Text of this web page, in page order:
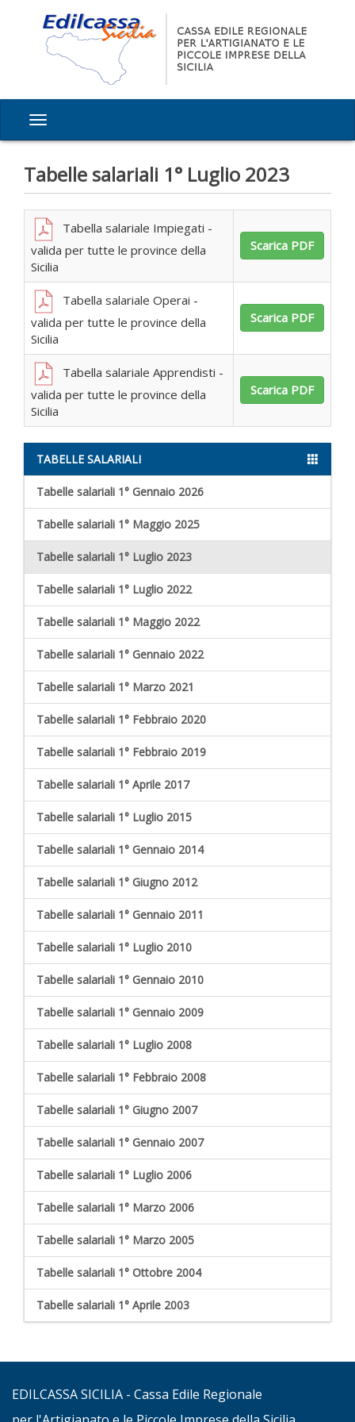
Tabelle salariali 1° Luglio 2023
Tabella salariale Impiegati -
valida per tutte le province della
Sicilia
Scarica PDF
Tabella salariale Operai -
valida per tutte le province della
Sicilia
Scarica PDF
Tabella salariale Apprendisti -
valida per tutte le province della
Sicilia
Scarica PDF
TABELLE SALARIALI
Tabelle salariali 1° Gennaio 2026
Tabelle salariali 1° Maggio 2025
Tabelle salariali 1° Luglio 2023
Tabelle salariali 1° Luglio 2022
Tabelle salariali 1° Maggio 2022
Tabelle salariali 1° Gennaio 2022
Tabelle salariali 1° Marzo 2021
Tabelle salariali 1° Febbraio 2020
Tabelle salariali 1° Febbraio 2019
Tabelle salariali 1° Aprile 2017
Tabelle salariali 1° Luglio 2015
Tabelle salariali 1° Gennaio 2014
Tabelle salariali 1° Giugno 2012
Tabelle salariali 1° Gennaio 2011
Tabelle salariali 1° Luglio 2010
Tabelle salariali 1° Gennaio 2010
Tabelle salariali 1° Gennaio 2009
Tabelle salariali 1° Luglio 2008
Tabelle salariali 1° Febbraio 2008
Tabelle salariali 1° Giugno 2007
Tabelle salariali 1° Gennaio 2007
Tabelle salariali 1° Luglio 2006
Tabelle salariali 1° Marzo 2006
Tabelle salariali 1° Marzo 2005
Tabelle salariali 1° Ottobre 2004
Tabelle salariali 1° Aprile 2003
EDILCASSA SICILIA - Cassa Edile Regionale